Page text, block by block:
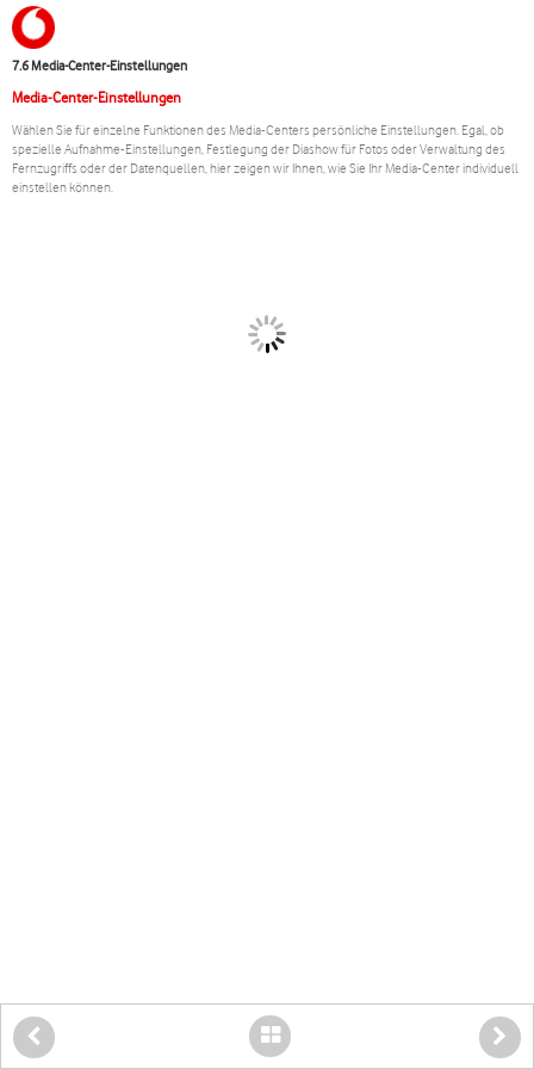
7.6 Media-Center-Einstellungen
Media-Center-Einstellungen
Wählen Sie für einzelne Funktionen des Media-Centers persönliche Einstellungen. Egal, ob
spezielle Aufnahme-Einstellungen, Festlegung der Diashow für Fotos oder Verwaltung des
Fernzugriffs oder der Datenquellen, hier zeigen wir Ihnen, wie Sie Ihr Media-Center individuell
einstellen können.